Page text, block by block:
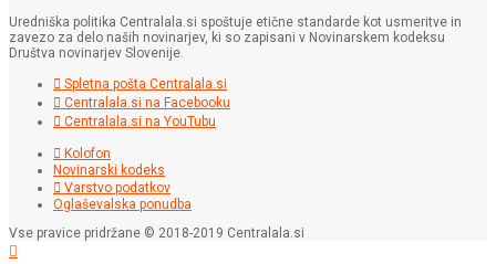
Uredniška politika Centralala.si spoštuje etične standarde kot usmeritve in
zavezo za delo naših novinarjev, ki so zapisani v Novinarskem kodeksu
Društva novinarjev Slovenije.
Spletna pošta Centralala.si
Centralala.si na Facebooku
Centralala.si na YouTubu
Kolofon
Novinarski kodeks
Varstvo podatkov
Oglaševalska ponudba
Vse pravice pridržane © 2018-2019 Centralala.si